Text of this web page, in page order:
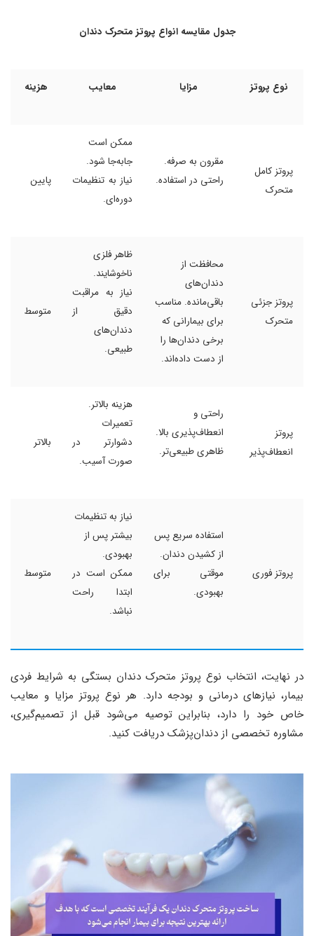
جدول مقایسه انواع پروتز متحرک دندان
نوع پروتز مزایا معایب هزینه
پروتز کامل
متحرک
مقرون به صرفه.
راحتی در استفاده.
ممکن است
جابه‌جا شود.
نیاز به تنظیمات
دوره‌ای.
پایین
پروتز جزئی
متحرک
محافظت از
دندان‌های
باقی‌مانده. مناسب
برای بیمارانی که
برخی دندان‌ها را
از دست داده‌اند.
ظاهر فلزی
ناخوشایند.
نیاز به مراقبت
دقیق از
دندان‌های
طبیعی.
متوسط
پروتز
انعطاف‌پذیر
راحتی و
انعطاف‌پذیری بالا.
ظاهری طبیعی‌تر.
هزینه بالاتر.
تعمیرات
دشوارتر در
صورت آسیب.
بالاتر
پروتز فوری
استفاده سریع پس
از کشیدن دندان.
موقتی برای
بهبودی.
نیاز به تنظیمات
بیشتر پس از
بهبودی.
ممکن است در
ابتدا راحت
نباشد.
متوسط
در نهایت، انتخاب نوع پروتز متحرک دندان بستگی به شرایط فردی
بیمار، نیازهای درمانی و بودجه دارد. هر نوع پروتز مزایا و معایب
خاص خود را دارد، بنابراین توصیه می‌شود قبل از تصمیم‌گیری،
مشاوره تخصصی از دندان‌پزشک دریافت کنید.